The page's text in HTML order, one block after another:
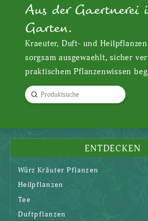
Aus der Gaertnerei
Garten.
Kraeuter, Duft- und
sorgsam ausgewaehlt, sicher
praktischem Pflanzenwissen
Search
Submit
ENTDECKEN
Würz Kräuter Pflanzen
Heilpflanzen
Tee
Duftpflanzen